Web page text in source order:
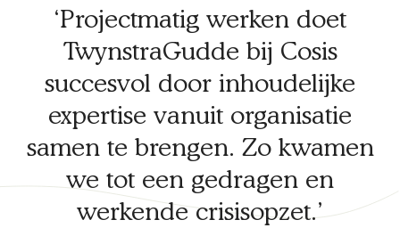
Projectmatig werken doet
TwynstraGudde bij Cosis
succesvol door inhoudelijke
expertise vanuit organisatie
samen te brengen. Zo kwamen
we tot een gedragen en
werkende crisisopzet.